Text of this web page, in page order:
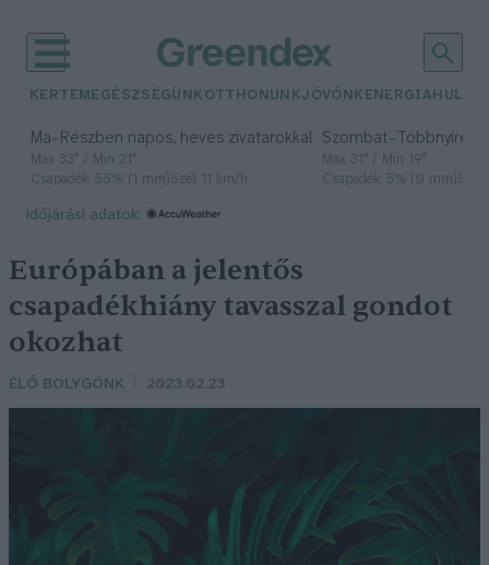
KERTEM EGÉSZSÉGÜNK OTTHONUNKJÖVŐNK ENERGIA
Ma– Részben napos, heves zivatarokkal
Max 33° / Min 21°
Csapadék: 55% (1 mm)Szél: 11 km/h
Szombat– Többnyire
Max 31° / Min 19°
Csapadék: 5% (0 mm)
időjárási adatok:
Európában a jelentős
csapadékhiány tavasszal gondot
okozhat
ÉLŐ BOLYGÓNK 2023.02.23